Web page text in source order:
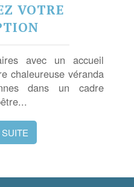
VOTRE
avec un accueil
chaleureuse véranda
dans un cadre